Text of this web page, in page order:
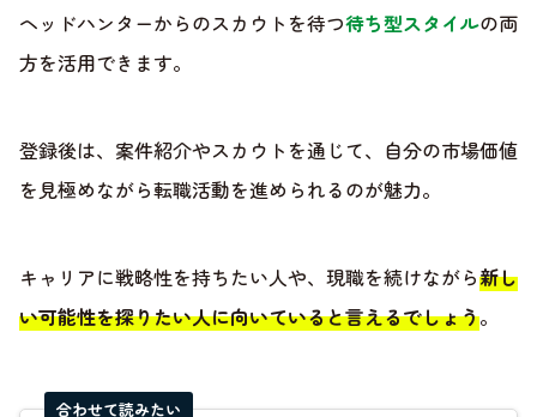
ヘッドハンターからのスカウトを待つ待ち型スタイルの両
方を活用できます。
登録後は、案件紹介やスカウトを通じて、自分の市場価値
を見極めながら転職活動を進められるのが魅力。
キャリアに戦略性を持ちたい人や、現職を続けながら新し
い可能性を探りたい人に向いていると言えるでしょう。
合わせて読みたい